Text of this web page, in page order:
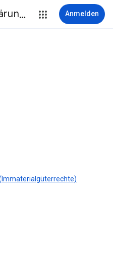
Datenschutzerklärung & Nutzungsbedingungen Anmelden